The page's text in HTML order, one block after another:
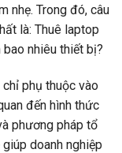
nhẹ. Trong đó, câu
là: Thuê laptop
nhiêu thiết bị?
phụ thuộc vào
đến hình thức
phương pháp tổ
doanh nghiệp